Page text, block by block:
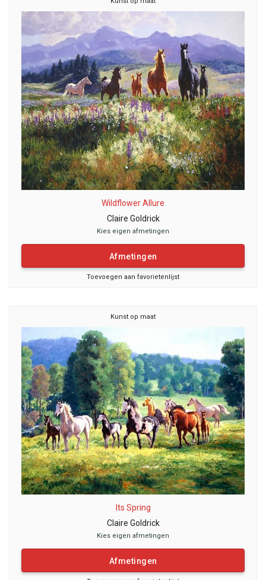
Wildflower Allure
Claire Goldrick
Kies eigen afmetingen
Afmetingen
Toevoegen aan favorietenlijst
Kunst op maat
Its Spring
Claire Goldrick
Kies eigen afmetingen
Afmetingen